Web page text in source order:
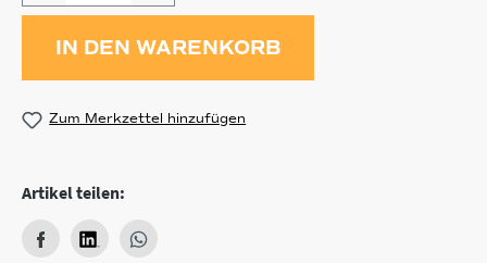
IN DEN WARENKORB
Zum Merkzettel hinzufügen
Artikel teilen: